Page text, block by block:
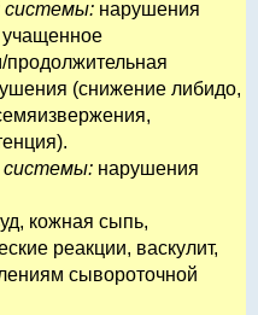
системы: нарушения
учащенное
продолжительная
(снижение либидо,
системы: нарушения
кожная сыпь,
реакции, васкулит,
сывороточной